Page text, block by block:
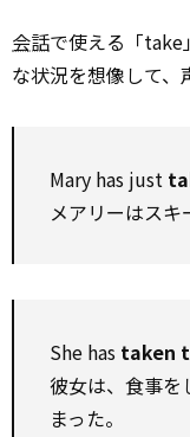
会話で使える「take
な状況を想像して、
Mary has just
メアリーはスキ
She has taken
彼女は、食事を
まった。